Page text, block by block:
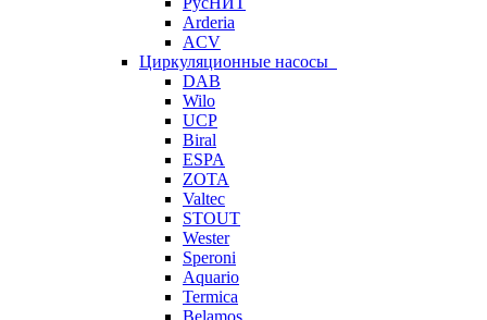
Arderia
ACV
Циркуляционные насосы
DAB
Wilo
UCP
Biral
ESPA
ZOTA
Valtec
STOUT
Wester
Speroni
Aquario
Termica
Belamos